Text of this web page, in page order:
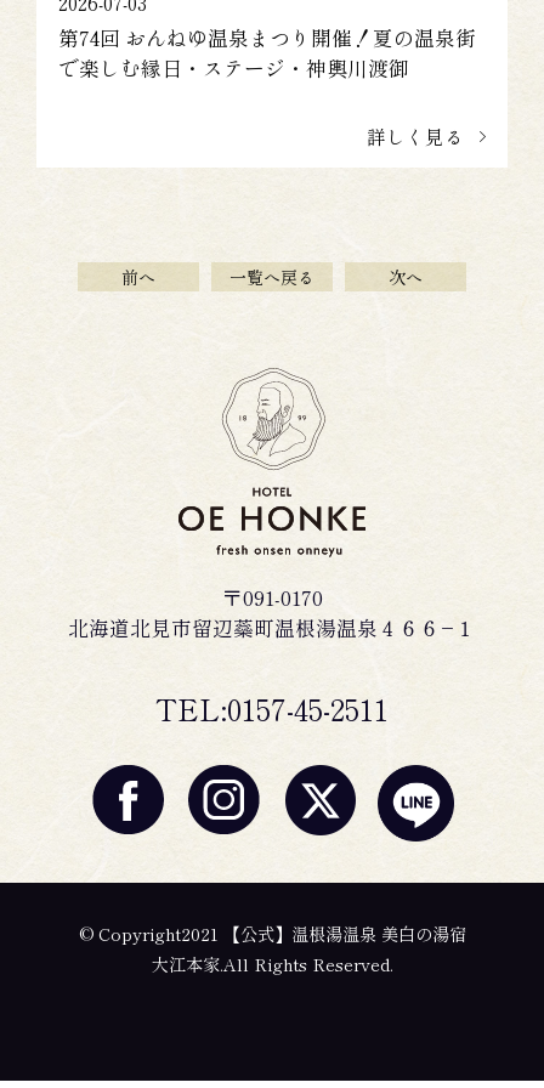
第74回 おんねゆ温泉まつり開催！夏の温泉街
で楽しむ縁日・ステージ・神輿川渡御
詳しく見る
前へ 一覧へ戻る 次へ
〒091-0170
北海道北見市留辺蘂町温根湯温泉４６６−１
TEL:0157-45-2511
© Copyright2021 【公式】温根湯温泉 美白の湯宿
大江本家.All Rights Reserved.